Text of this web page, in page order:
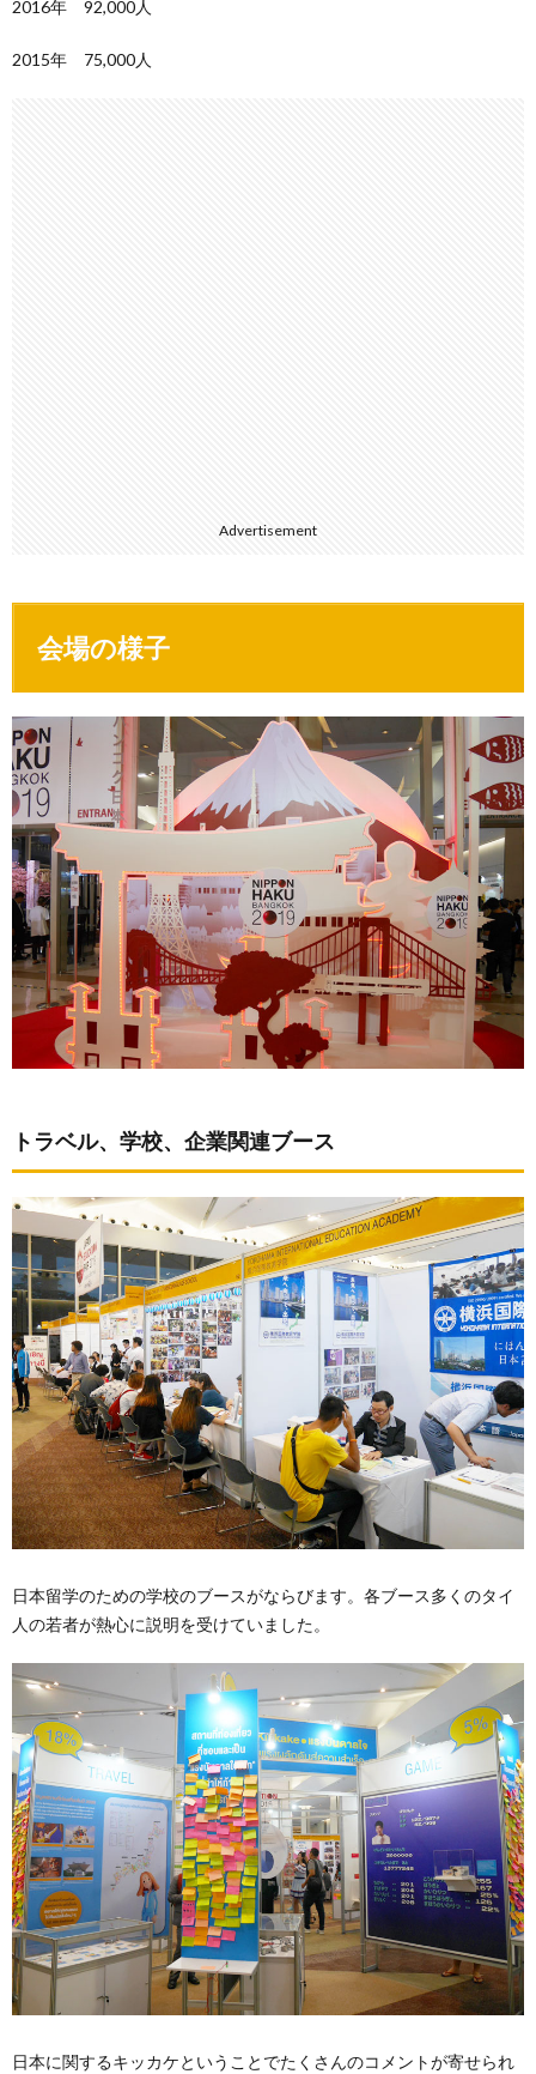
2016年 92,000人
2015年 75,000人
Advertisement
会場の様子
トラベル、学校、企業関連ブース
日本留学のための学校のブースがならびます。各ブース多くのタイ
人の若者が熱心に説明を受けていました。
日本に関するキッカケということでたくさんのコメントが寄せられ